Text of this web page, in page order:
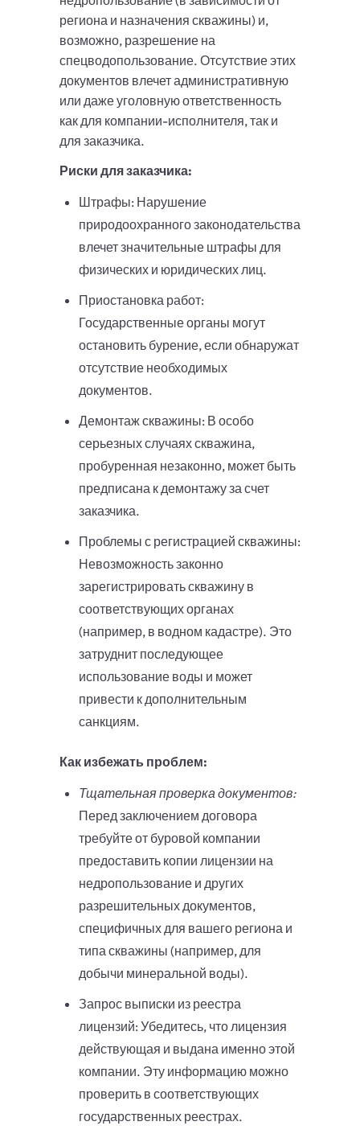
региона и назначения скважины) и,
возможно, разрешение на
спецводопользование. Отсутствие этих
документов влечет административную
или даже уголовную ответственность
как для компании-исполнителя, так и
для заказчика.
Риски для заказчика:
Штрафы: Нарушение
природоохранного законодательства
влечет значительные штрафы для
физических и юридических лиц.
Приостановка работ:
Государственные органы могут
остановить бурение, если обнаружат
отсутствие необходимых
документов.
Демонтаж скважины: В особо
серьезных случаях скважина,
пробуренная незаконно, может быть
предписана к демонтажу за счет
заказчика.
Проблемы с регистрацией скважины:
Невозможность законно
зарегистрировать скважину в
соответствующих органах
(например, в водном кадастре). Это
затруднит последующее
использование воды и может
привести к дополнительным
санкциям.
Как избежать проблем:
Тщательная проверка документов:
Перед заключением договора
требуйте от буровой компании
предоставить копии лицензии на
недропользование и других
разрешительных документов,
специфичных для вашего региона и
типа скважины (например, для
добычи минеральной воды).
Запрос выписки из реестра
лицензий: Убедитесь, что лицензия
действующая и выдана именно этой
компании. Эту информацию можно
проверить в соответствующих
государственных реестрах.